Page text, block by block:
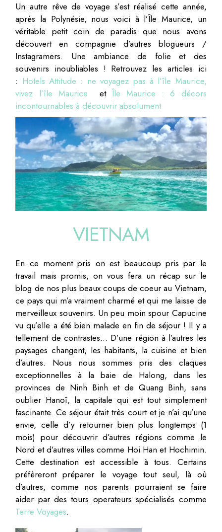
Un autre rêve de voyage s’est réalisé cette année,
après la Polynésie, nous voici à l’Île Maurice, un
véritable petit coin de paradis que nous avons
découvert en compagnie d’autres blogueurs /
Instagramers. Une ambiance de folie et des
souvenirs inoubliables ! Retrouvez les articles ici
: Hotels Attitude : ne voyagez pas à l’île Maurice,
vivez l’île Maurice
etÎle Maurice : 6 décors
incontournables à découvrir absolument
VIETNAM
En ce moment pris on est beaucoup pris par le
travail mais promis, on vous fera un récap sur le
blog de nos plus beaux coups de coeur au Vietnam,
ce pays qui m’a vraiment charmé et qui me laisse de
merveilleux souvenirs. Un peu moin spour Capucine
vu qu’elle a été bien malade en fin de séjour ! Il y a
tellement de contrastes… D’une région à l’autres les
paysages changent, les habitants, la cuisine et bien
d’autres. Nous nous sommes pris des claques
exceptionnelles à la baie de Halong, dans les
provinces de Ninh Binh et de Quang Binh, sans
oublier Hanoî, la capitale qui est tout simplement
fascinante. Ce séjour était très court et je n’ai qu’une
envie, celle d’y retourner bien plus longtemps (1
mois) pour découvrir d’autres régions comme le
Nord et d’autres villes comme Hoi Han et Hochimin.
Cette destination est accessible à tous. Certains
préfèreront préparer le voyage tout seul, là où
d’autres, comme nos parents pourraient se faire
aider par des tours operateurs spécialisés comme
Terre Voyages.